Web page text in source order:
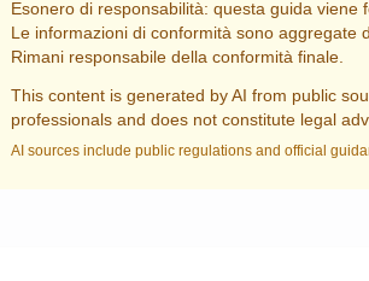
Esonero di responsabilità: questa guida viene
Le informazioni di conformità sono aggregate
Rimani responsabile della conformità finale.
This content is generated by AI from public
professionals and does not constitute legal
AI sources include public regulations and official